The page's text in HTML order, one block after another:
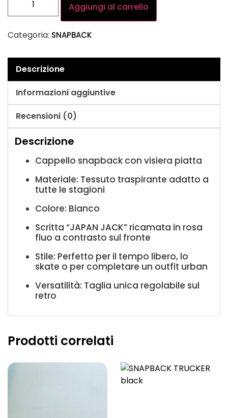
Aggiungi al carrello
Categoria: SNAPBACK
Descrizione
Informazioni aggiuntive
Recensioni (0)
Descrizione
Cappello snapback con visiera piatta
Materiale: Tessuto traspirante adatto a
tutte le stagioni
Colore: Bianco
Scritta “JAPAN JACK” ricamata in rosa
fluo a contrasto sul fronte
Stile: Perfetto per il tempo libero, lo
skate o per completare un outfit urban
Versatilità: Taglia unica regolabile sul
retro
Prodotti correlati